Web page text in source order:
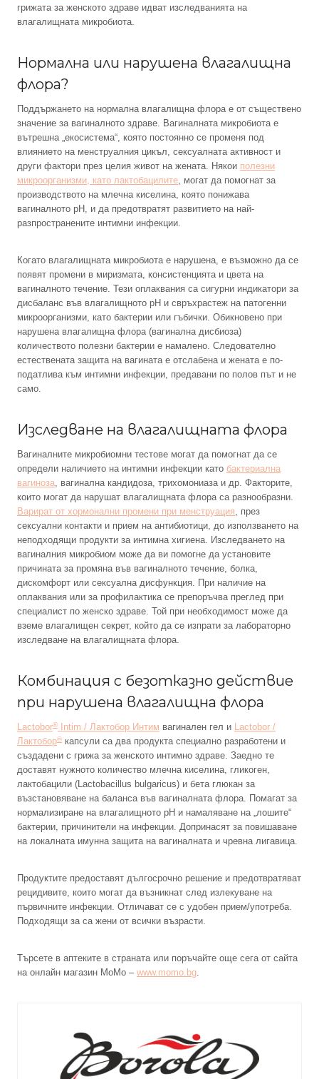
грижата за женското здраве идват изследванията на
влагалищната микробиота.
Нормална или нарушена влагалищна
флора?
Поддържането на нормална влагалищна флора е от съществено
значение за вагиналното здраве. Вагиналната микробиота е
вътрешна „екосистема“, която постоянно се променя под
влиянието на менструалния цикъл, сексуалната активност и
други фактори през целия живот на жената. Някои полезни
микроорганизми, като лактобацилите, могат да помогнат за
производството на млечна киселина, която понижава
вагиналното pH, и да предотвратят развитието на най-
разпространените интимни инфекции.
Когато влагалищната микробиота е нарушена, е възможно да се
появят промени в миризмата, консистенцията и цвета на
вагиналното течение. Тези оплаквания са сигурни индикатори за
дисбаланс във влагалищното pH и свръхрастеж на патогенни
микроорганизми, като бактерии или гъбички. Обикновено при
нарушена влагалищна флора (вагинална дисбиоза)
количеството полезни бактерии е намалено. Следователно
естествената защита на вагината е отслабена и жената е по-
податлива към интимни инфекции, предавани по полов път и не
само.
Изследване на влагалищната флора
Вагиналните микробиомни тестове могат да помогнат да се
определи наличието на интимни инфекции като бактериална
вагиноза, вагинална кандидоза, трихомониаза и др. Факторите,
които могат да нарушат влагалищната флора са разнообразни.
Варират от хормонални промени при менструация, през
сексуални контакти и прием на антибиотици, до използването на
неподходящи продукти за интимна хигиена. Изследването на
вагиналния микробиом може да ви помогне да установите
причината за промяна във вагиналното течение, болка,
дискомфорт или сексуална дисфункция. При наличие на
оплаквания или за профилактика се препоръчва преглед при
специалист по женско здраве. Той при необходимост може да
вземе влагалищен секрет, който да се изпрати за лабораторно
изследване на влагалищната флора.
Комбинация с безотказно действие
при нарушена влагалищна флора
Lactobor® Intim / Лактобор Интим вагинален гел и Lactobor /
Лактобор® капсули са два продукта специално разработени и
създадени с грижа за женското интимно здраве. Заедно те
доставят нужното количество млечна киселина, гликоген,
лактобацили (Lactobacillus bulgaricus) и бета глюкан за
възстановяване на баланса във вагиналната флора. Помагат за
нормализиране на влагалищното pH и намаляване на „лошите“
бактерии, причинители на инфекции. Допринасят за повишаване
на локалната имунна защита на вагиналната и чревна лигавица.
Продуктите предоставят дългосрочно решение и предотвратяват
рецидивите, които могат да възникнат след излекуване на
първичните инфекции. Отличават се с удобен прием/употреба.
Подходящи за са жени от всички възрасти.
Търсете в аптеките в страната или поръчайте още сега от сайта
на онлайн магазин МоМо – www.momo.bg.